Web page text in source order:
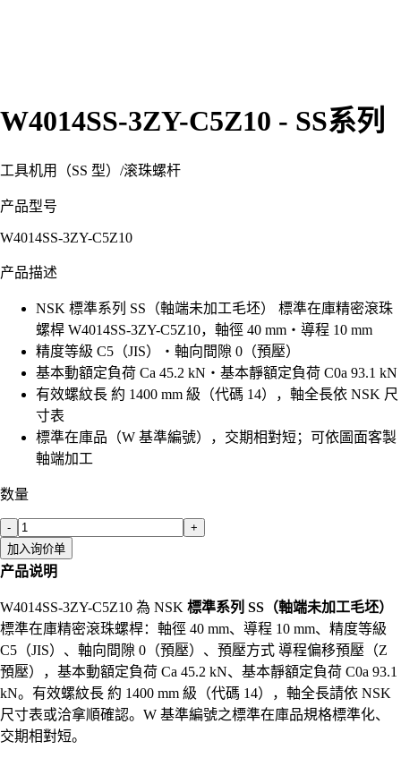
W4014SS-3ZY-C5Z10 - SS系列
工具机用（SS 型） /滚珠螺杆
产品型号
W4014SS-3ZY-C5Z10
产品描述
NSK 標準系列 SS（軸端未加工毛坯） 標準在庫精密滾珠
螺桿 W4014SS-3ZY-C5Z10，軸徑 40 mm・導程 10 mm
精度等級 C5（JIS）・軸向間隙 0（預壓）
基本動額定負荷 Ca 45.2 kN・基本靜額定負荷 C0a 93.1 kN
有效螺紋長 約 1400 mm 級（代碼 14），軸全長依 NSK 尺
寸表
標準在庫品（W 基準編號），交期相對短；可依圖面客製
軸端加工
数量
-
+
加入询价单
产品说明
W4014SS-3ZY-C5Z10 為 NSK 標準系列 SS（軸端未加工毛坯）
標準在庫精密滾珠螺桿：軸徑 40 mm、導程 10 mm、精度等級
C5（JIS）、軸向間隙 0（預壓）、預壓方式 導程偏移預壓（Z
預壓），基本動額定負荷 Ca 45.2 kN、基本靜額定負荷 C0a 93.1
kN。有效螺紋長 約 1400 mm 級（代碼 14），軸全長請依 NSK
尺寸表或洽拿順確認。W 基準編號之標準在庫品規格標準化、
交期相對短。